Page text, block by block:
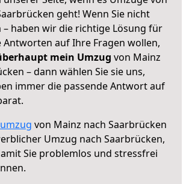
geht! Wenn Sie nicht
haben wir die richtige Lösung für
Antworten auf Ihre Fragen wollen,
mein Umzug von Mainz
– dann wählen Sie sie uns,
immer die passende Antwort auf
von Mainz nach Saarbrücken
Umzug nach Saarbrücken,
Sie problemlos und stressfrei